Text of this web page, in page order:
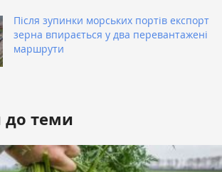
Після зупинки морських портів експорт
зерна впирається у два перевантажені
маршрути
до теми